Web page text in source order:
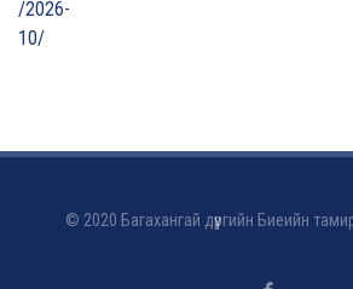
© 2020 Багахангай дүүргийн Биеийн